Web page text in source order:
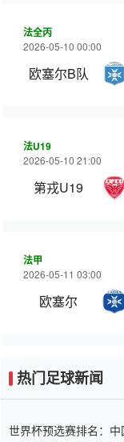
法全丙
2026-05-10 00:00
欧塞尔B队
法U19
2026-05-10 21:00
第戎U19
法甲
2026-05-11 03:00
欧塞尔
热门足球新闻
世界杯预选赛排名：